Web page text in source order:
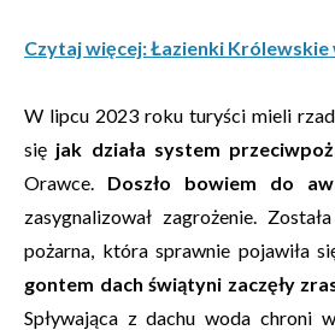
Czytaj więcej: Łazienki
W lipcu 2023 roku turyści mieli
się jak działa system
Orawce. Doszło bowiem do
zasygnalizował zagrożenie.
pożarna, która sprawnie pojawiła
gontem dach świątyni zaczęły
Spływająca z dachu woda chroni